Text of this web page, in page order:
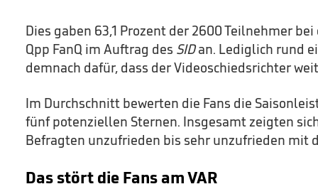
Dies gaben 63,1 Prozent der 2600 Teilnehmer
Qpp FanQ im Auftrag des SIDan. Lediglich rund
demnach dafür, dass der Videoschiedsrichter
Im Durchschnitt bewerten die Fans die
fünf potenziellen Sternen. Insgesamt zeigten
Befragten unzufrieden bis sehr unzufrieden mit
Das stört die Fans am VAR